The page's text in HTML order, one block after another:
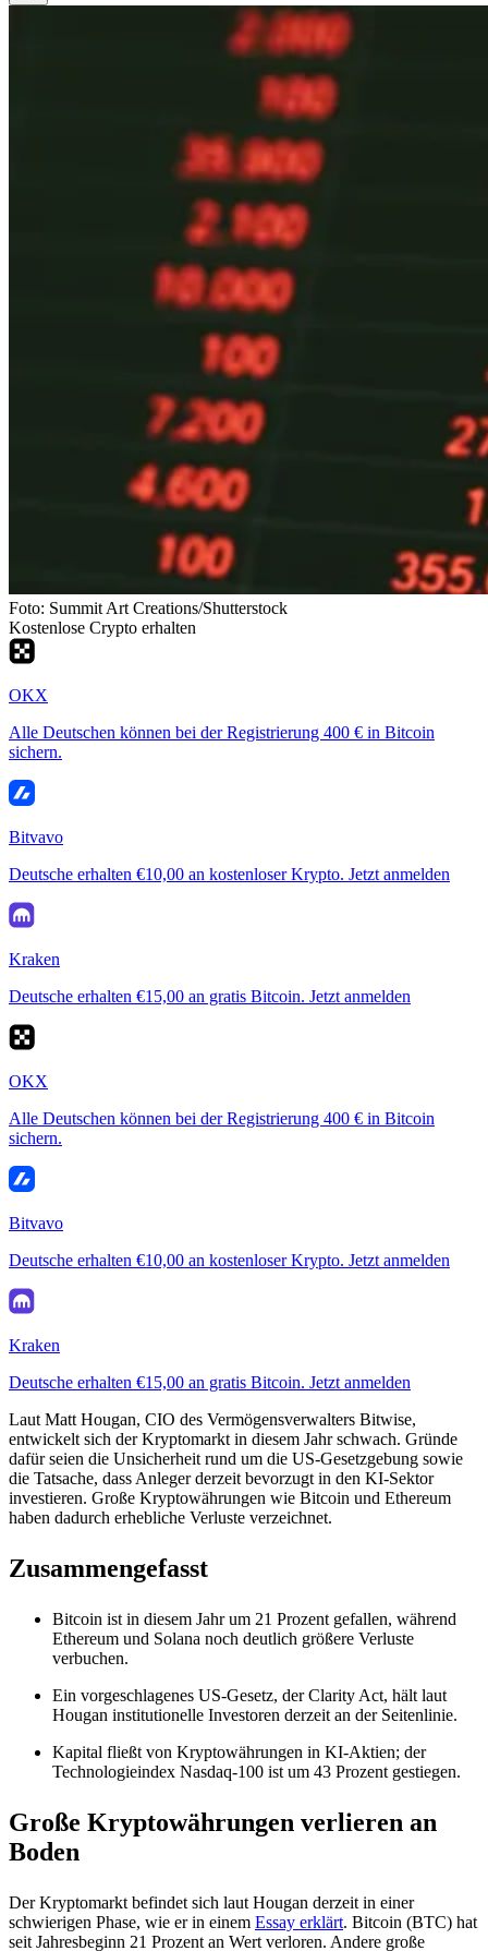
Foto: Summit Art Creations/Shutterstock
Kostenlose Crypto erhalten
OKX
Alle Deutschen können bei der Registrierung 400 € in Bitcoin
sichern.
Bitvavo
Deutsche erhalten €10,00 an kostenloser Krypto. Jetzt anmelden
Kraken
Deutsche erhalten €15,00 an gratis Bitcoin. Jetzt anmelden
OKX
Alle Deutschen können bei der Registrierung 400 € in Bitcoin
sichern.
Bitvavo
Deutsche erhalten €10,00 an kostenloser Krypto. Jetzt anmelden
Kraken
Deutsche erhalten €15,00 an gratis Bitcoin. Jetzt anmelden
Laut Matt Hougan, CIO des Vermögensverwalters Bitwise,
entwickelt sich der Kryptomarkt in diesem Jahr schwach. Gründe
dafür seien die Unsicherheit rund um die US-Gesetzgebung sowie
die Tatsache, dass Anleger derzeit bevorzugt in den KI-Sektor
investieren. Große Kryptowährungen wie Bitcoin und Ethereum
haben dadurch erhebliche Verluste verzeichnet.
Zusammengefasst
Bitcoin ist in diesem Jahr um 21 Prozent gefallen, während
Ethereum und Solana noch deutlich größere Verluste
verbuchen.
Ein vorgeschlagenes US-Gesetz, der Clarity Act, hält laut
Hougan institutionelle Investoren derzeit an der Seitenlinie.
Kapital fließt von Kryptowährungen in KI-Aktien; der
Technologieindex Nasdaq-100 ist um 43 Prozent gestiegen.
Große Kryptowährungen verlieren an
Boden
Der Kryptomarkt befindet sich laut Hougan derzeit in einer
schwierigen Phase, wie er in einem Essay erklärt. Bitcoin (BTC) hat
seit Jahresbeginn 21 Prozent an Wert verloren. Andere große